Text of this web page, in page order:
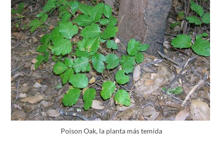
Poison Oak, la planta más temida